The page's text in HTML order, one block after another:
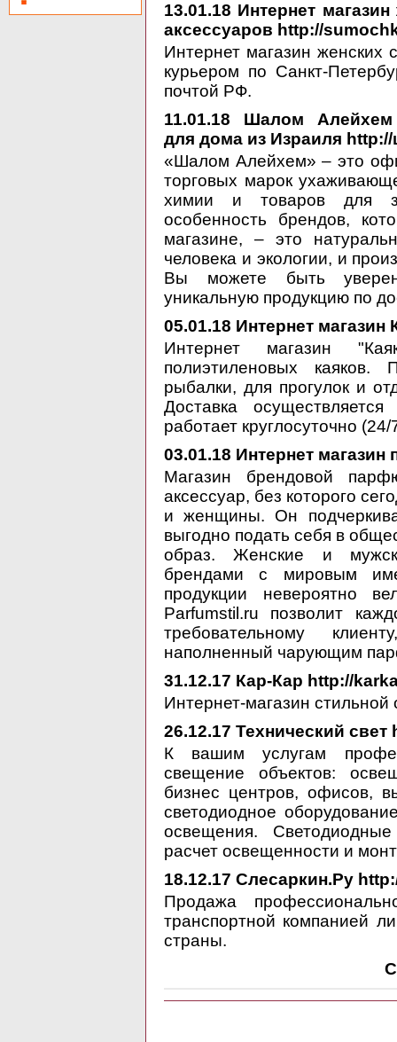
13.01.18 Интернет
аксессуаров http://
Интернет магазин женских
курьером по Санкт-
почтой РФ.
11.01.18 Шалом Алейхем
для дома из Израиля
«Шалом Алейхем» – это
торговых марок
химии и товаров для
особенность брендов,
магазине, – это
человека и экологии, и
Вы можете быть
уникальную продукцию по
05.01.18 Интернет магазин
Интернет магазин
полиэтиленовых
рыбалки, для прогулок и
Доставка
работает круглосуточно
03.01.18 Интернет
Магазин брендовой
аксессуар, без которого
и женщины. Он
выгодно подать себя в
образ. Женские и
брендами с мировым
продукции невероятно
Parfumstil.ru позволит
требовательному
наполненный чарующим
31.12.17 Кар-Кар http://
Интернет-магазин
26.12.17 Технический
К вашим услугам
свещение объектов:
бизнес центров, офисов,
светодиодное
освещения.
расчет освещенности и
18.12.17 Слесаркин.Ру
Продажа
транспортной компанией
страны.